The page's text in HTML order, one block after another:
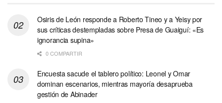
Osiris de León responde a Roberto Tineo y a Yeisy por
sus críticas destempladas sobre Presa de Guaiguí: «Es
ignorancia supina»
0 COMPARTIR
Encuesta sacude el tablero político: Leonel y Omar
dominan escenarios, mientras mayoría desaprueba
gestión de Abinader